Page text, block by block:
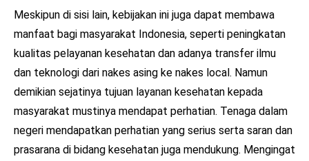
Meskipun di sisi lain, kebijakan ini juga dapat membawa
manfaat bagi masyarakat Indonesia, seperti peningkatan
kualitas pelayanan kesehatan dan adanya transfer ilmu
dan teknologi dari nakes asing ke nakes local. Namun
demikian sejatinya tujuan layanan kesehatan kepada
masyarakat mustinya mendapat perhatian. Tenaga dalam
negeri mendapatkan perhatian yang serius serta saran dan
prasarana di bidang kesehatan juga mendukung. Mengingat